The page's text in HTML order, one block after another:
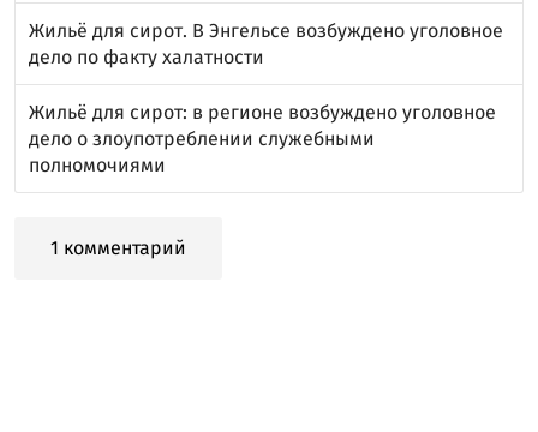
Жильё для сирот. В Энгельсе возбуждено уголовное
дело по факту халатности
Жильё для сирот: в регионе возбуждено уголовное
дело о злоупотреблении служебными
полномочиями
1 комментарий